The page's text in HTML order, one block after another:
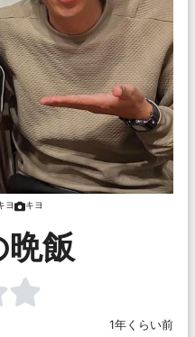
ヨ キヨ
晩飯
1年くらい前